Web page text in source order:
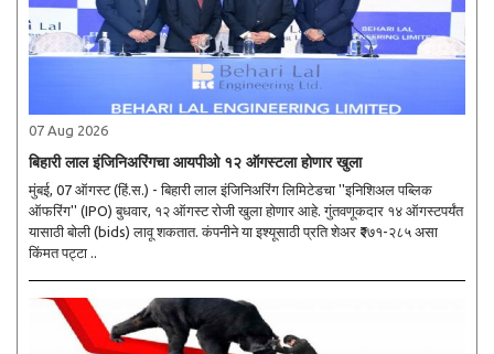
07 Aug 2026
बिहारी लाल इंजिनिअरिंगचा आयपीओ १२ ऑगस्टला होणार खुला
मुंबई, 07 ऑगस्ट (हिं.स.) - बिहारी लाल इंजिनिअरिंग लिमिटेडचा ''इनिशिअल पब्लिक
ऑफरिंग'' (IPO) बुधवार, १२ ऑगस्ट रोजी खुला होणार आहे. गुंतवणूकदार १४ ऑगस्टपर्यंत
यासाठी बोली (bids) लावू शकतात. कंपनीने या इश्यूसाठी प्रति शेअर ₹२७१-२८५ असा
किंमत पट्टा ..